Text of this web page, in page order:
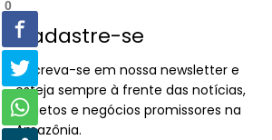
Cadastre-se
Inscreva-se em nossa newsletter e
esteja sempre à frente das notícias,
projetos e negócios promissores na
Amazônia.
0